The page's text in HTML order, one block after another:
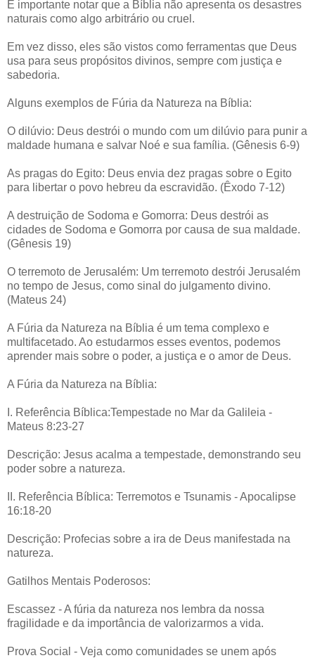
É importante notar que a Bíblia não apresenta os desastres
naturais como algo arbitrário ou cruel.
Em vez disso, eles são vistos como ferramentas que Deus
usa para seus propósitos divinos, sempre com justiça e
sabedoria.
Alguns exemplos de Fúria da Natureza na Bíblia:
O dilúvio: Deus destrói o mundo com um dilúvio para punir a
maldade humana e salvar Noé e sua família. (Gênesis 6-9)
As pragas do Egito: Deus envia dez pragas sobre o Egito
para libertar o povo hebreu da escravidão. (Êxodo 7-12)
A destruição de Sodoma e Gomorra: Deus destrói as
cidades de Sodoma e Gomorra por causa de sua maldade.
(Gênesis 19)
O terremoto de Jerusalém: Um terremoto destrói Jerusalém
no tempo de Jesus, como sinal do julgamento divino.
(Mateus 24)
A Fúria da Natureza na Bíblia é um tema complexo e
multifacetado. Ao estudarmos esses eventos, podemos
aprender mais sobre o poder, a justiça e o amor de Deus.
A Fúria da Natureza na Bíblia:
I. Referência Bíblica:Tempestade no Mar da Galileia -
Mateus 8:23-27
Descrição: Jesus acalma a tempestade, demonstrando seu
poder sobre a natureza.
II. Referência Bíblica: Terremotos e Tsunamis - Apocalipse
16:18-20
Descrição: Profecias sobre a ira de Deus manifestada na
natureza.
Gatilhos Mentais Poderosos:
Escassez - A fúria da natureza nos lembra da nossa
fragilidade e da importância de valorizarmos a vida.
Prova Social - Veja como comunidades se unem após